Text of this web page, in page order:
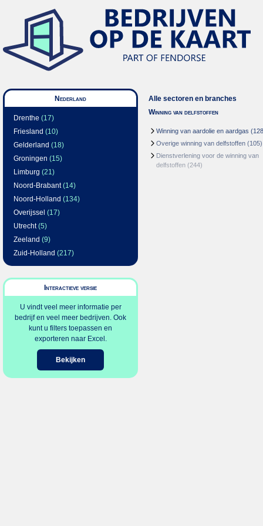
Nederland
Drenthe (17)
Friesland (10)
Gelderland (18)
Groningen (15)
Limburg (21)
Noord-Brabant(14)
Noord-Holland (134)
Overijssel (17)
Utrecht(5)
Zeeland (9)
Zuid-Holland (217)
Interactieve versie
U vindt veel meer informatie per
bedrijf en veel meer bedrijven. Ook
kunt u filters toepassen en
exporteren naar Excel.
Bekijken
Alle sectoren en branches
Winning van delfstoffen
Winning van aardolie en aardgas
Overige winning van delfstoffen (105)
Dienstverlening voor de winning van
delfstoffen (244)